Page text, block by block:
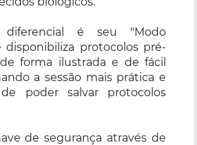
diferencial é seu "Modo
disponibiliza protocolos pré-
forma ilustrada e de fácil
a sessão mais prática e
poder salvar protocolos
de segurança através de